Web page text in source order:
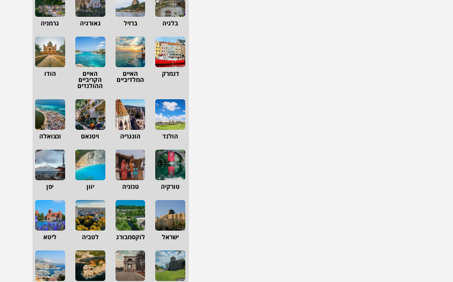
בלגיה ברזיל גאורגיה גרמניה
דנמרק האיים
המלדיביים
האיים
הקריביים
ההולנדים
הודו
הולנד הונגריה ויטנאם ונצואלה
טורקיה טנזניה יוון יפן
ישראל לוקסמבורג לטביה ליטא